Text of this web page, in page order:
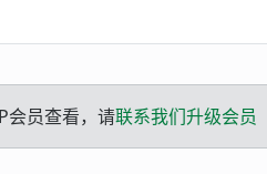
会员查看，请联系我们升级会员